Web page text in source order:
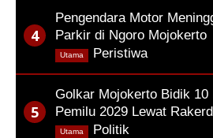
Pengendara Motor
Parkir di Ngoro Mojokerto
Peristiwa
Utama
Golkar Mojokerto Bidik 10
Pemilu 2029 Lewat
Politik
Utama